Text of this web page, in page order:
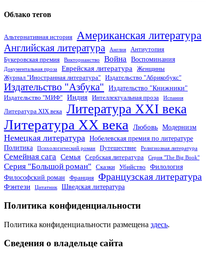
Облако тегов
Альтернативная история Американская литература
Английская литература Англия
Антиутопия
Букеровская премия
Викторианство Война Воспоминания
Документальная проза Еврейская литература
Женщины
Журнал "Иностранная литература"
Издательство "Абрикобукс"
Издательство "Азбука" Издательство "Книжники"
Издательство "МИФ" Индия Интеллектуальная проза Испания
Литература XIX века Литература XXI века
Литература XX века Любовь Модернизм
Немецкая литература Нобелевская премия по литературе
Политика
Психологический роман Путешествие Религиозная литература
Семейная сага Семья Сербская литература Серия "The Big Book"
Серия "Большой роман" Сказки Убийство
Филология
Философский роман
Франция Французская литература
Фэнтези Цитатник Шведская литература
Политика конфиденциальности
Политика конфиденциальности размещена здесь.
Сведения о владельце сайта